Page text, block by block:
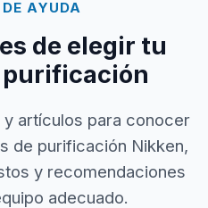
AYUDA
de elegir tu
y artículos para conocer
de purificación Nikken,
y recomendaciones
adecuado.